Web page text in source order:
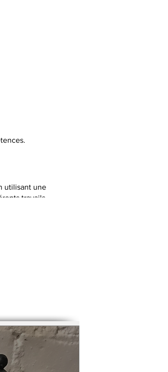
utilisant une
travails